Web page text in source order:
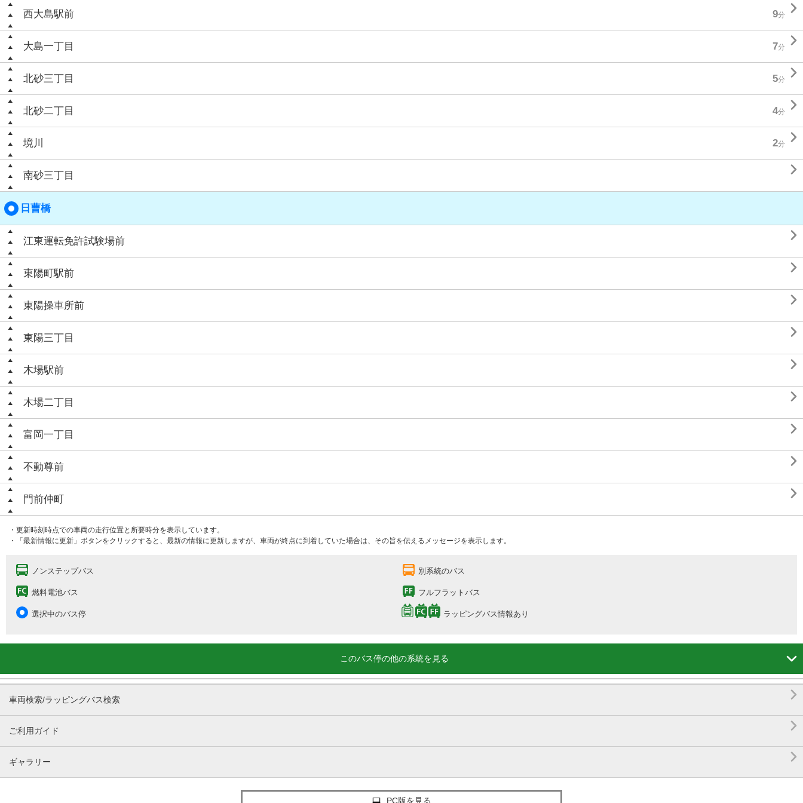
西大島駅前 9分 
大島一丁目 7分 
北砂三丁目 5分 
北砂二丁目 4分 
境川 2分 
南砂三丁目 
日曹橋
江東運転免許試験場前 
東陽町駅前 
東陽操車所前 
東陽三丁目 
木場駅前 
木場二丁目 
富岡一丁目 
不動尊前 
門前仲町 
・更新時刻時点での車両の走行位置と所要時分を表示しています。
・「最新情報に更新」ボタンをクリックすると、最新の情報に更新しますが、車両が終点に到着していた場合は、その旨を伝えるメッセージを表示します。
ノンステップバス 別系統のバス
燃料電池バス フルフラットバス
選択中のバス停 ラッピングバス情報あり
このバス停の他の系統を見る 
車両検索/ラッピングバス検索 
ご利用ガイド 
ギャラリー 
PC版を見る